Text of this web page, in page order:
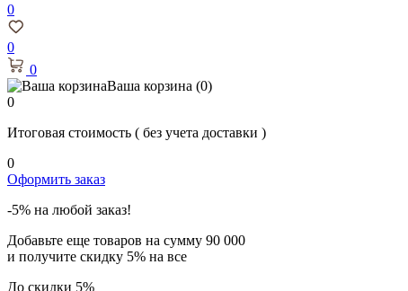
0
0
0
Ваша корзина (0)
0
Итоговая стоимость ( без учета доставки )
0
Оформить заказ
-5% на любой заказ!
Добавьте еще товаров на сумму 90 000
и получите скидку 5% на все
До скидки 5%